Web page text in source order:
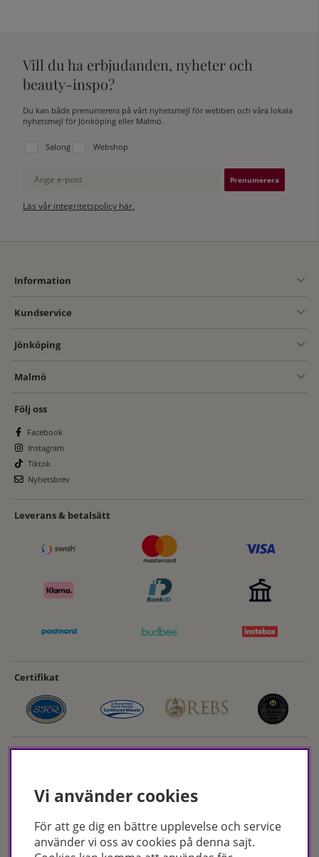
Vill du ha erbjudanden, nyheter och
beauty-inspo?
Du kan både prenumerera på vårt nyhetsmejl för webben och våra lokala
nyhetsmejl för Jönköping eller Malmö.
Välj vilken lista du vill prenumerera på:
Salong Webshop
Ange e-post
Läs vår integritetspolicy här.
Information
Kundservice
Jönköping
Malmö
Följ oss
Facebook
Instagram
Tiktok
Nyhetsbrev
Leverans & betalsätt
Certifikat
Hudoteket erbjuder ett noga utvalt sortiment inom hudvård, hårvård och
makeup – både online och i butik. Med över 50 års erfarenhet och
Vi använder cookies
För att ge dig en bättre upplevelse och service
använder vi oss av cookies på denna sajt.